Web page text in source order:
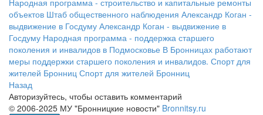
Народная программа - строительство и капитальные ремонты
объектов Штаб общественного наблюдения Александр Коган -
выдвижение в Госдуму Александр Коган - выдвижение в
Госдуму Народная программа - поддержка старшего
поколения и инвалидов в Подмосковье В Бронницах работают
меры поддержки старшего поколения и инвалидов. Спорт для
жителей Бронниц Спорт для жителей Бронниц
Назад
Авторизуйтесь, чтобы оставить комментарий
© 2006-2025 МУ "Бронницкие новости" Bronnitsy.ru